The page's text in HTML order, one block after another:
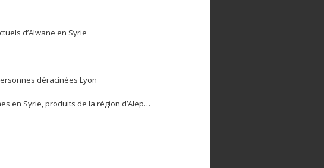
d’Alwane en Syrie
déracinées Lyon
en Syrie, produits de la région d’Alep…